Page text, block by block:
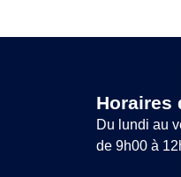
Horaires
Du lundi au
de 9h00 à